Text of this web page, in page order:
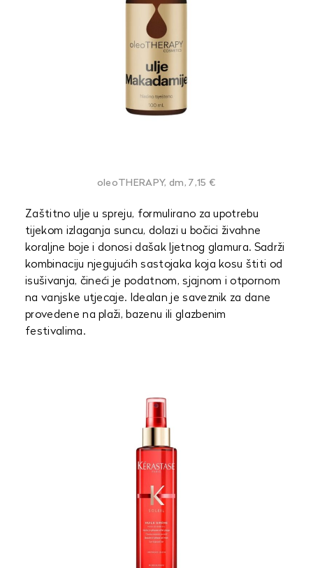
oleoTHERAPY, dm, 7,15 €
Zaštitno ulje u spreju, formulirano za upotrebu
tijekom izlaganja suncu, dolazi u bočici živahne
koraljne boje i donosi dašak ljetnog glamura. Sadrži
kombinaciju njegujućih sastojaka koja kosu štiti od
isušivanja, čineći je podatnom, sjajnom i otpornom
na vanjske utjecaje. Idealan je saveznik za dane
provedene na plaži, bazenu ili glazbenim
festivalima.